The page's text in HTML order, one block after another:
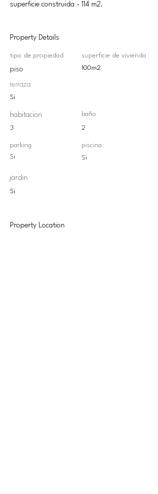
superficie construida - 114 m2.
Property Details
tipo de propiedad
piso
superficie de vivienda
100m2
terraza
Si
habitacion
3
parking
Si
baño
2
piscina
Si
jardin
Si
Property Location